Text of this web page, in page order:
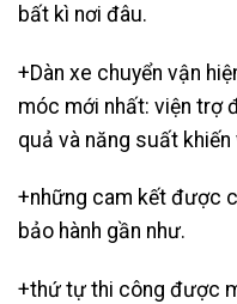
bất kì nơi đâu.
+Dàn xe chuyển vận
móc mới nhất: viện trợ
quả và năng suất khiến
+những cam kết được
bảo hành gần như.
+thứ tự thi công được